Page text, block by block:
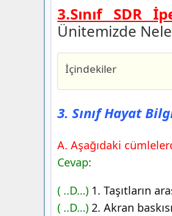
3.Sınıf SDR
Ünitemizde
İçindekiler
3. Sınıf Hayat
İpekyolu Yayıncılık
3. Sınıf Hayat
İpekyolu Yayıncılık
3. Sınıf Hayat
İpekyolu Yayıncılık
3. Sınıf Hayat
İpekyolu Yayıncılık
3. Sınıf Hayat
A. Aşağıdaki
Cevap:
( ..D…) 1. Taşıtların
( ..D…) 2. Akran